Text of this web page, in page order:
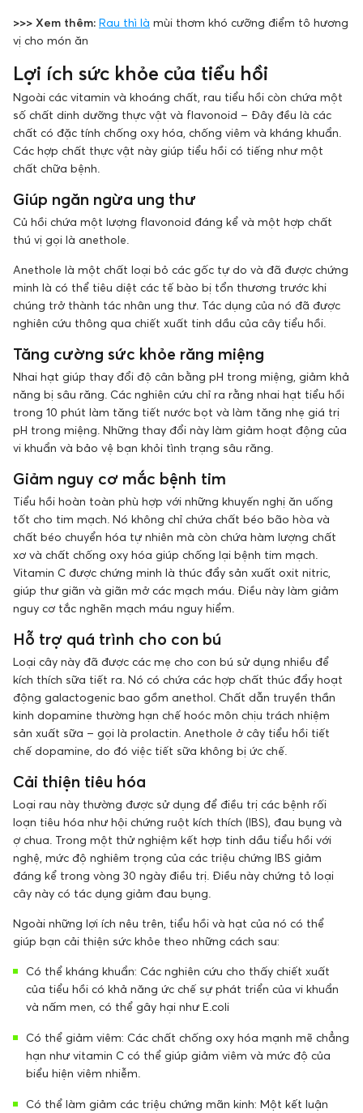
>>> Xem thêm: Rau thì là mùi thơm khó cưỡng điểm tô hương
vị cho món ăn
Lợi ích sức khỏe của tiểu hồi
Ngoài các vitamin và khoáng chất, rau tiểu hồi còn chứa một
số chất dinh dưỡng thực vật và flavonoid – Đây đều là các
chất có đặc tính chống oxy hóa, chống viêm và kháng khuẩn.
Các hợp chất thực vật này giúp tiểu hồi có tiếng như một
chất chữa bệnh.
Giúp ngăn ngừa ung thư
Củ hồi chứa một lượng flavonoid đáng kể và một hợp chất
thú vị gọi là anethole.
Anethole là một chất loại bỏ các gốc tự do và đã được chứng
minh là có thể tiêu diệt các tế bào bị tổn thương trước khi
chúng trở thành tác nhân ung thư. Tác dụng của nó đã được
nghiên cứu thông qua chiết xuất tinh dầu của cây tiểu hồi.
Tăng cường sức khỏe răng miệng
Nhai hạt giúp thay đổi độ cân bằng pH trong miệng, giảm khả
năng bị sâu răng. Các nghiên cứu chỉ ra rằng nhai hạt tiểu hồi
trong 10 phút làm tăng tiết nước bọt và làm tăng nhẹ giá trị
pH trong miệng. Những thay đổi này làm giảm hoạt động của
vi khuẩn và bảo vệ bạn khỏi tình trạng sâu răng.
Giảm nguy cơ mắc bệnh tim
Tiểu hồi hoàn toàn phù hợp với những khuyến nghị ăn uống
tốt cho tim mạch. Nó không chỉ chứa chất béo bão hòa và
chất béo chuyển hóa tự nhiên mà còn chứa hàm lượng chất
xơ và chất chống oxy hóa giúp chống lại bệnh tim mạch.
Vitamin C được chứng minh là thúc đẩy sản xuất oxit nitric,
giúp thư giãn và giãn mở các mạch máu. Điều này làm giảm
nguy cơ tắc nghẽn mạch máu nguy hiểm.
Hỗ trợ quá trình cho con bú
Loại cây này đã được các mẹ cho con bú sử dụng nhiều để
kích thích sữa tiết ra. Nó có chứa các hợp chất thúc đẩy hoạt
động galactogenic bao gồm anethol. Chất dẫn truyền thần
kinh dopamine thường hạn chế hoóc môn chịu trách nhiệm
sản xuất sữa – gọi là prolactin. Anethole ở cây tiểu hồi tiết
chế dopamine, do đó việc tiết sữa không bị ức chế.
Cải thiện tiêu hóa
Loại rau này thường được sử dụng để điều trị các bệnh rối
loạn tiêu hóa như hội chứng ruột kích thích (IBS), đau bụng và
ợ chua. Trong một thử nghiệm kết hợp tinh dầu tiểu hồi với
nghệ, mức độ nghiêm trọng của các triệu chứng IBS giảm
đáng kể trong vòng 30 ngày điều trị. Điều này chứng tỏ loại
cây này có tác dụng giảm đau bụng.
Ngoài những lợi ích nêu trên, tiểu hồi và hạt của nó có thể
giúp bạn cải thiện sức khỏe theo những cách sau:
Có thể kháng khuẩn: Các nghiên cứu cho thấy chiết xuất
của tiểu hồi có khả năng ức chế sự phát triển của vi khuẩn
và nấm men, có thể gây hại như E.coli
Có thể giảm viêm: Các chất chống oxy hóa mạnh mẽ chẳng
hạn như vitamin C có thể giúp giảm viêm và mức độ của
biểu hiện viêm nhiễm.
Có thể làm giảm các triệu chứng mãn kinh: Một kết luận